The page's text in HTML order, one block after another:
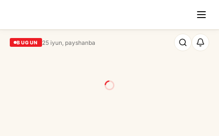
BUGUN 25 iyun, payshanba